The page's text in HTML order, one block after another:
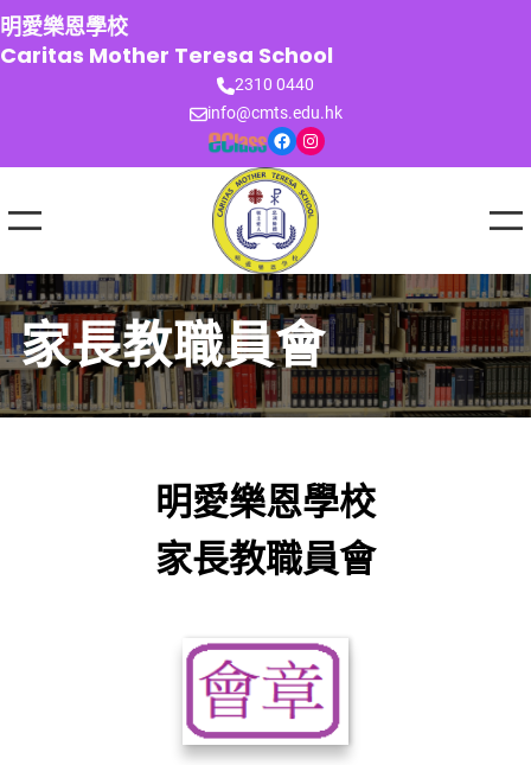
跳
至
主
明愛樂恩學校
Caritas Mother Teresa School
2310 0440
info@cmts.edu.hk
Facebook Instagram
家長教職員會
明愛樂恩學校
家長教職員會